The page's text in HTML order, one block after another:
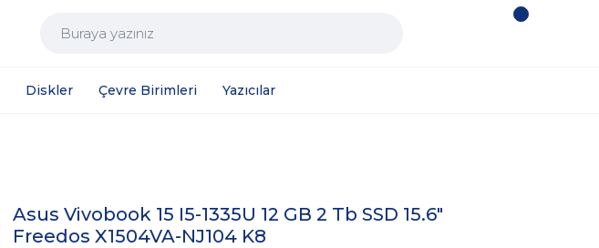
Diskler Çevre Birimleri Yazıcılar
Asus Vivobook 15 I5-1335U 12 GB 2 Tb SSD 15.6"
Freedos X1504VA-NJ104 K8